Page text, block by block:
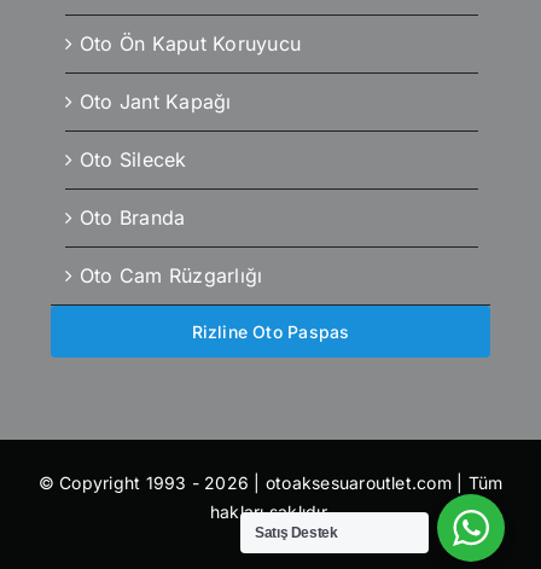
Oto Ön Kaput Koruyucu
Oto Jant Kapağı
Oto Silecek
Oto Branda
Oto Cam Rüzgarlığı
Rizline Oto Paspas
© Copyright 1993 - 2026 | otoaksesuaroutlet.com | Tüm
hakları saklıdır.
Satış Destek